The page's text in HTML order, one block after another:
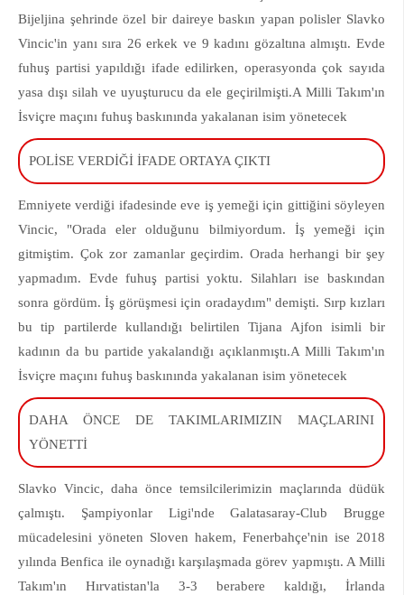
Bijeljina şehrinde özel bir daireye baskın yapan polisler Slavko
Vincic'in yanı sıra 26 erkek ve 9 kadını gözaltına almıştı. Evde
fuhuş partisi yapıldığı ifade edilirken, operasyonda çok sayıda
yasa dışı silah ve uyuşturucu da ele geçirilmişti.A Milli Takım'ın
İsviçre maçını fuhuş baskınında yakalanan isim yönetecek
POLİSE VERDİĞİ İFADE ORTAYA ÇIKTI
Emniyete verdiği ifadesinde eve iş yemeği için gittiğini söyleyen
Vincic, "Orada eler olduğunu bilmiyordum. İş yemeği için
gitmiştim. Çok zor zamanlar geçirdim. Orada herhangi bir şey
yapmadım. Evde fuhuş partisi yoktu. Silahları ise baskından
sonra gördüm. İş görüşmesi için oradaydım" demişti. Sırp kızları
bu tip partilerde kullandığı belirtilen Tijana Ajfon isimli bir
kadının da bu partide yakalandığı açıklanmıştı.A Milli Takım'ın
İsviçre maçını fuhuş baskınında yakalanan isim yönetecek
DAHA ÖNCE DE TAKIMLARIMIZIN MAÇLARINI
YÖNETTİ
Slavko Vincic, daha önce temsilcilerimizin maçlarında düdük
çalmıştı. Şampiyonlar Ligi'nde Galatasaray-Club Brugge
mücadelesini yöneten Sloven hakem, Fenerbahçe'nin ise 2018
yılında Benfica ile oynadığı karşılaşmada görev yapmıştı. A Milli
Takım'ın Hırvatistan'la 3-3 berabere kaldığı, İrlanda